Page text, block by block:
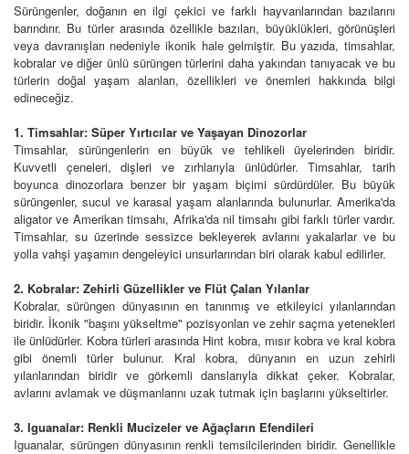
Sürüngenler, doğanın en ilgi çekici ve farklı hayvanlarından bazılarını
barındırır. Bu türler arasında özellikle bazıları, büyüklükleri, görünüşleri
veya davranışları nedeniyle ikonik hale gelmiştir. Bu yazıda, timsahlar,
kobralar ve diğer ünlü sürüngen türlerini daha yakından tanıyacak ve bu
türlerin doğal yaşam alanları, özellikleri ve önemleri hakkında bilgi
edineceğiz.
1. Timsahlar: Süper Yırtıcılar ve Yaşayan Dinozorlar
Timsahlar, sürüngenlerin en büyük ve tehlikeli üyelerinden biridir.
Kuvvetli çeneleri, dişleri ve zırhlarıyla ünlüdürler. Timsahlar, tarih
boyunca dinozorlara benzer bir yaşam biçimi sürdürdüler. Bu büyük
sürüngenler, sucul ve karasal yaşam alanlarında bulunurlar. Amerika'da
aligator ve Amerikan timsahı, Afrika'da nil timsahı gibi farklı türler vardır.
Timsahlar, su üzerinde sessizce bekleyerek avlarını yakalarlar ve bu
yolla vahşi yaşamın dengeleyici unsurlarından biri olarak kabul edilirler.
2. Kobralar: Zehirli Güzellikler ve Flüt Çalan Yılanlar
Kobralar, sürüngen dünyasının en tanınmış ve etkileyici yılanlarından
biridir. İkonik "başını yükseltme" pozisyonları ve zehir saçma yetenekleri
ile ünlüdürler. Kobra türleri arasında Hint kobra, mısır kobra ve kral kobra
gibi önemli türler bulunur. Kral kobra, dünyanın en uzun zehirli
yılanlarından biridir ve görkemli danslarıyla dikkat çeker. Kobralar,
avlarını avlamak ve düşmanlarını uzak tutmak için başlarını yükseltirler.
3. Iguanalar: Renkli Mucizeler ve Ağaçların Efendileri
Iguanalar, sürüngen dünyasının renkli temsilcilerinden biridir. Genellikle